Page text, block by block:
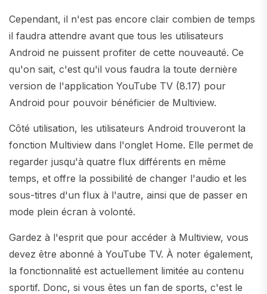
Cependant, il n'est pas encore clair combien de temps
il faudra attendre avant que tous les utilisateurs
Android ne puissent profiter de cette nouveauté. Ce
qu'on sait, c'est qu'il vous faudra la toute dernière
version de l'application YouTube TV (8.17) pour
Android pour pouvoir bénéficier de Multiview.
Côté utilisation, les utilisateurs Android trouveront la
fonction Multiview dans l'onglet Home. Elle permet de
regarder jusqu'à quatre flux différents en même
temps, et offre la possibilité de changer l'audio et les
sous-titres d'un flux à l'autre, ainsi que de passer en
mode plein écran à volonté.
Gardez à l'esprit que pour accéder à Multiview, vous
devez être abonné à YouTube TV. À noter également,
la fonctionnalité est actuellement limitée au contenu
sportif. Donc, si vous êtes un fan de sports, c'est le